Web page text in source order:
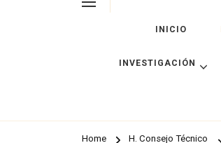
INICIO
INVESTIGACIÓN
Home H. Consejo Técnico